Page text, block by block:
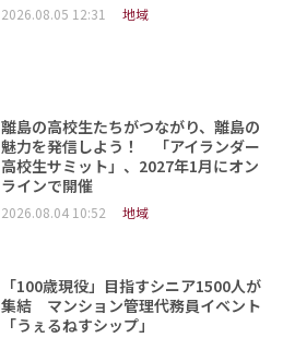
2026.08.05 12:31 地域
離島の高校生たちがつながり、離島の
魅力を発信しよう！ 「アイランダー
高校生サミット」、2027年1月にオン
ラインで開催
2026.08.04 10:52 地域
「100歳現役」目指すシニア1500人が
集結 マンション管理代務員イベント
「うぇるねすシップ」